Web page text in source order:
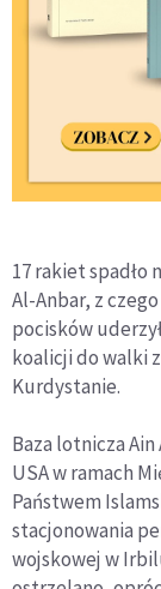
17 rakiet spadło
Al-Anbar, z
pocisków
koalicji do walki
Kurdystanie.
Baza lotnicza
USA w ramach
Państwem
stacjonowania
wojskowej w